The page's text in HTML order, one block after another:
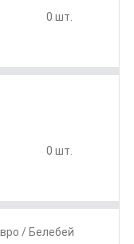
0 шт.
0 шт.
/ Белебей